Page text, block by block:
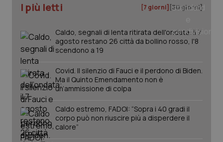
Tumori del Polmone & Testa Collo
Tumori gastrointestinali
Ulcera & Reflusso
Vaccini
I più letti [7 giorni] [30 giorni]
Caldo, segnali di lenta ritirata dell'ondata: il 7
agosto restano 26 città da bollino rosso, l'8
scendono a 19
Covid. Il silenzio di Fauci e il perdono di Biden.
Ma il Quinto Emendamento non è
un’ammissione di colpa
Caldo estremo, FADOI: “Sopra i 40 gradi il
corpo può non riuscire più a disperdere il
calore”
CookieScriptConsent
CookieScript